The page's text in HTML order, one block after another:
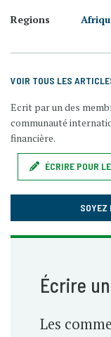
Regions
VOIR TOUS LES
Ecrit par un des
communauté
financière.
ÉCRIRE POUR
SOYEZ
Écrire
Les